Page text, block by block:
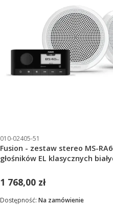
010-02405-51
Fusion - zestaw stereo MS-
głośników EL klasycznych
1 768,00 zł
Dostępność: Na zamówienie